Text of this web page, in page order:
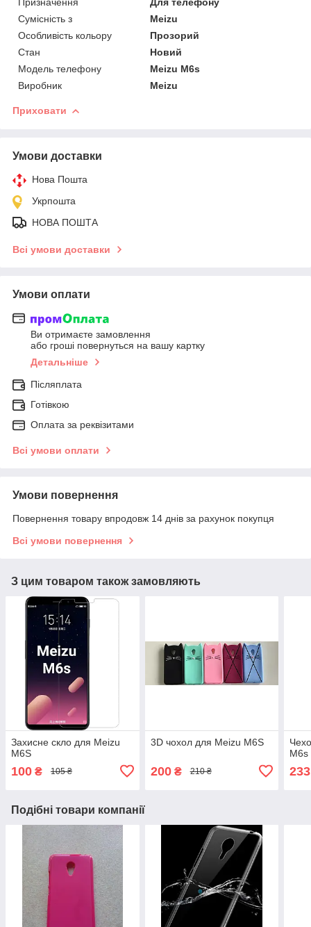
Сумісність з
Meizu
Особливість кольору
Прозорий
Стан
Новий
Модель телефону
Meizu M6s
Виробник
Meizu
Приховати
Умови доставки
Нова Пошта
Укрпошта
НОВА ПОШТА
Всі умови доставки
Умови оплати
Ви отримаєте замовлення
або гроші повернуться на вашу картку
Детальніше
Післяплата
Готівкою
Оплата за реквізитами
Всі умови оплати
Умови повернення
Повернення товару впродовж 14 днів за рахунок покупця
Всі умови повернення
З цим товаром також замовляють
Захисне скло для Meizu
M6S
100 ₴ 105 ₴
3D чохол для Meizu M6S
200₴ 210 ₴
M6s
233
Подібні товари компанії